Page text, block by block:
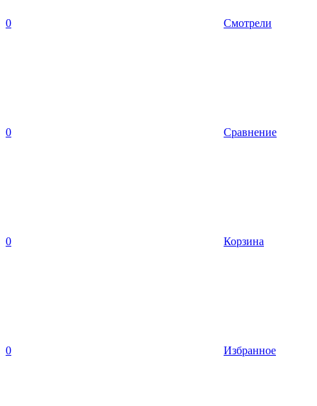
0 Смотрели
0 Сравнение
0 Корзина
0 Избранное